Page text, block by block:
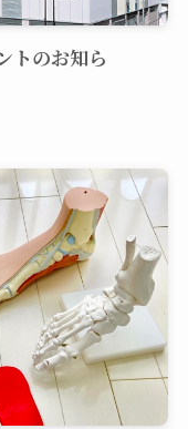
トのお知ら